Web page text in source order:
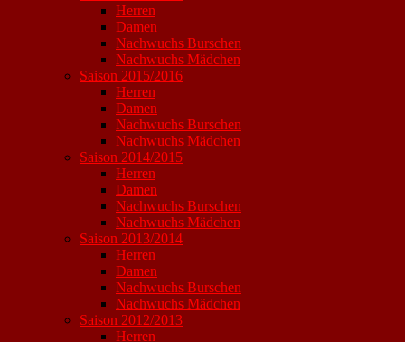
Herren
Damen
Nachwuchs Burschen
Nachwuchs Mädchen
Saison 2015/2016
Herren
Damen
Nachwuchs Burschen
Nachwuchs Mädchen
Saison 2014/2015
Herren
Damen
Nachwuchs Burschen
Nachwuchs Mädchen
Saison 2013/2014
Herren
Damen
Nachwuchs Burschen
Nachwuchs Mädchen
Saison 2012/2013
Herren